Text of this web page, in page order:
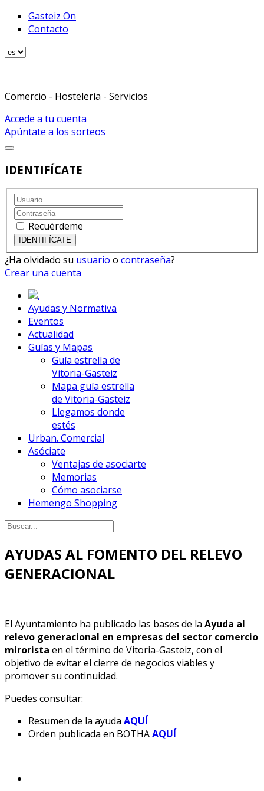
Gasteiz On
Contacto
Comercio - Hostelería - Servicios
Accede a tu cuenta
Apúntate a los sorteos
IDENTIFÍCATE
Recuérdeme
¿Ha olvidado su usuario o contraseña?
Crear una cuenta
.
Ayudas y Normativa
Eventos
Actualidad
Guías y Mapas
Guía estrella de
Vitoria-Gasteiz
Mapa guía estrella
de Vitoria-Gasteiz
Llegamos donde
estés
Urban. Comercial
Asóciate
Ventajas de asociarte
Memorias
Cómo asociarse
Hemengo Shopping
AYUDAS AL FOMENTO DEL RELEVO
GENERACIONAL
El Ayuntamiento ha publicado las bases de la Ayuda al
relevo generacional en empresas del sector comercio
mirorista en el término de Vitoria-Gasteiz, con el
objetivo de evitar el cierre de negocios viables y
promover su continuidad.
Puedes consultar:
Resumen de la ayuda AQUÍ
Orden publicada en BOTHAAQUÍ